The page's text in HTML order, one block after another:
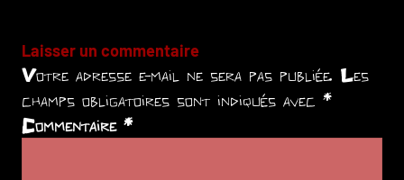
Laisser un commentaire
Votre adresse e-mail ne sera pas publiée. Les
champs obligatoires sont indiqués avec *
Commentaire *